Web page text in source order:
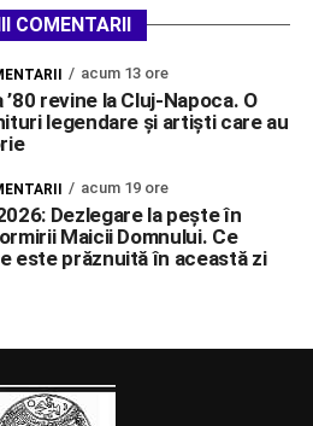
COMENTARII
acum 13 ore
revine la Cluj-Napoca. O
legendare și artiști care au
acum 19 ore
Dezlegare la pește în
Maicii Domnului. Ce
este prăznuită în această zi